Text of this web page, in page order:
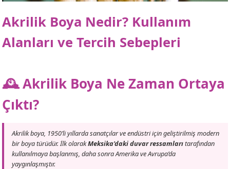
Akrilik Boya Nedir? Kullanım
Alanları ve Tercih Sebepleri
🕰️ Akrilik Boya Ne Zaman Ortaya
Çıktı?
Akrilik boya, 1950’li yıllarda sanatçılar ve endüstri için geliştirilmiş modern
bir boya türüdür. İlk olarakMeksika'daki duvar ressamlarıtarafından
kullanılmaya başlanmış, daha sonra Amerika ve Avrupa’da
yaygınlaşmıştır.